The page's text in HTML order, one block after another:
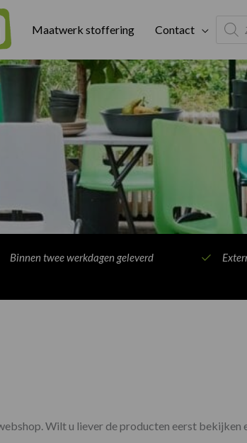
Maatwerk stoffering Contact
search
Binnen twee werkdagen geleverd
Wilt u liever de producten eerst bekijken